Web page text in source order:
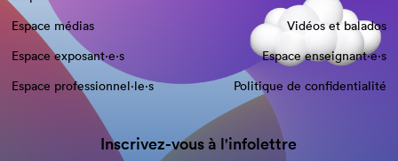
Espace médias
Vidéos et balados
Espace exposant·e⋅s
Espace enseignant·e⋅s
Espace professionnel·le⋅s
Politique de confidentialité
Inscrivez-vous à l'infolettre